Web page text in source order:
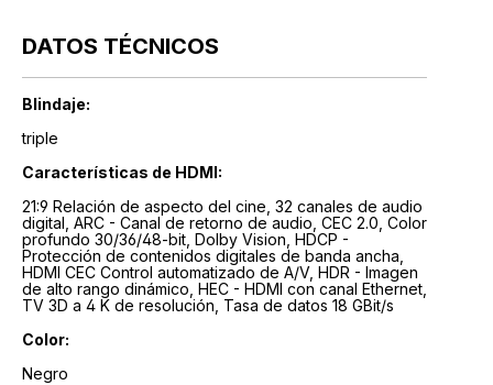
DATOS TÉCNICOS
Blindaje:
triple
Características de HDMI:
21:9 Relación de aspecto del cine, 32 canales de audio
digital, ARC - Canal de retorno de audio, CEC 2.0, Color
profundo 30/36/48-bit, Dolby Vision, HDCP -
Protección de contenidos digitales de banda ancha,
HDMI CEC Control automatizado de A/V, HDR - Imagen
de alto rango dinámico, HEC - HDMI con canal Ethernet,
TV 3D a 4 K de resolución, Tasa de datos 18 GBit/s
Color:
Negro